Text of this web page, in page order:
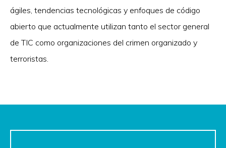
ágiles, tendencias tecnológicas y enfoques de código
abierto que actualmente utilizan tanto el sector general
de TIC como organizaciones del crimen organizado y
terroristas.